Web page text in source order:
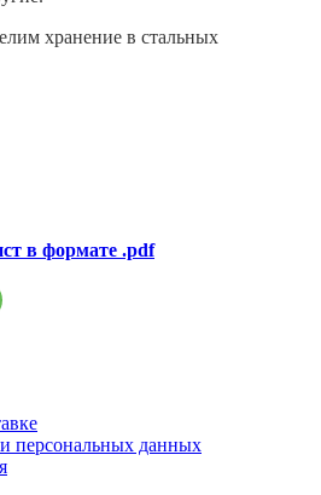
хранение в стальных
в формате .pdf
персональных данных